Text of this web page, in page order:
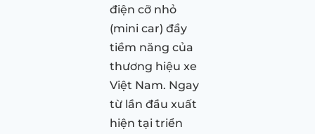
điện cỡ nhỏ
(mini car) đầy
tiềm năng của
thương hiệu xe
Việt Nam. Ngay
từ lần đầu xuất
hiện tại triển